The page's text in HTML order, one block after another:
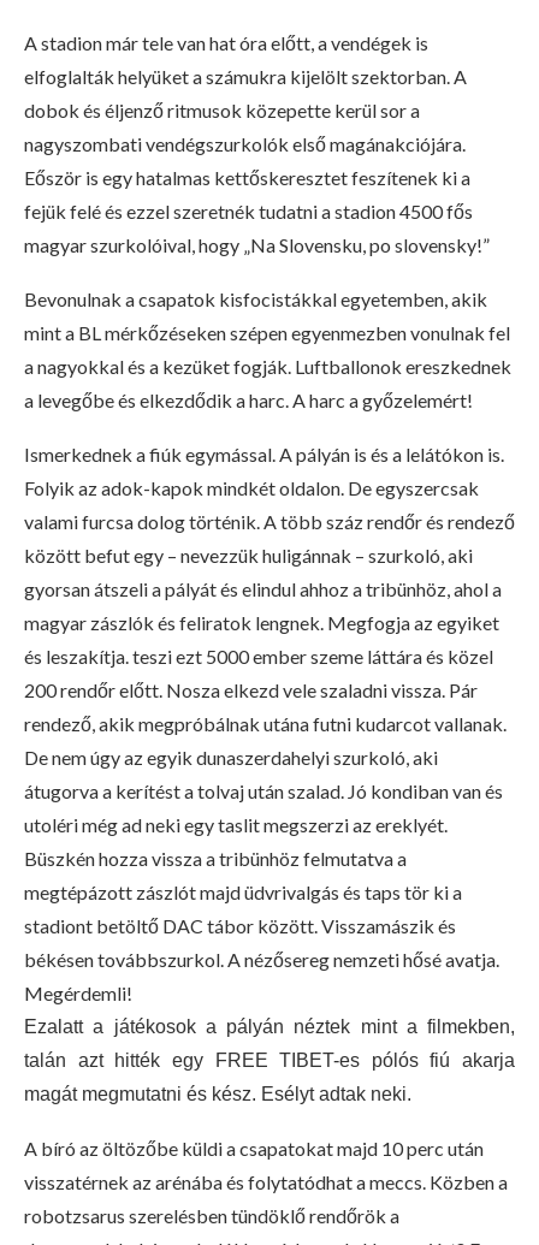
A stadion már tele van hat óra előtt, a vendégek is
elfoglalták helyüket a számukra kijelölt szektorban. A
dobok és éljenző ritmusok közepette kerül sor a
nagyszombati vendégszurkolók első magánakciójára.
Eőször is egy hatalmas kettőskeresztet feszítenek ki a
fejük felé és ezzel szeretnék tudatni a stadion 4500 fős
magyar szurkolóival, hogy „Na Slovensku, po slovensky!”
Bevonulnak a csapatok kisfocistákkal egyetemben, akik
mint a BL mérkőzéseken szépen egyenmezben vonulnak fel
a nagyokkal és a kezüket fogják. Luftballonok ereszkednek
a levegőbe és elkezdődik a harc. A harc a győzelemért!
Ismerkednek a fiúk egymással. A pályán is és a lelátókon is.
Folyik az adok-kapok mindkét oldalon. De egyszercsak
valami furcsa dolog történik. A több száz rendőr és rendező
között befut egy – nevezzük huligánnak – szurkoló, aki
gyorsan átszeli a pályát és elindul ahhoz a tribünhöz, ahol a
magyar zászlók és feliratok lengnek. Megfogja az egyiket
és leszakítja. teszi ezt 5000 ember szeme láttára és közel
200 rendőr előtt. Nosza elkezd vele szaladni vissza. Pár
rendező, akik megpróbálnak utána futni kudarcot vallanak.
De nem úgy az egyik dunaszerdahelyi szurkoló, aki
átugorva a kerítést a tolvaj után szalad. Jó kondiban van és
utoléri még ad neki egy taslit megszerzi az ereklyét.
Büszkén hozza vissza a tribünhöz felmutatva a
megtépázott zászlót majd üdvrivalgás és taps tör ki a
stadiont betöltő DAC tábor között. Visszamászik és
békésen továbbszurkol. A nézősereg nemzeti hősé avatja.
Megérdemli!
Ezalatt a játékosok a pályán néztek mint a filmekben,
talán azt hitték egy FREE TIBET-es pólós fiú akarja
magát megmutatni és kész. Esélyt adtak neki.
A bíró az öltözőbe küldi a csapatokat majd 10 perc után
visszatérnek az arénába és folytatódhat a meccs. Közben a
robotzsarus szerelésben tündöklő rendőrök a